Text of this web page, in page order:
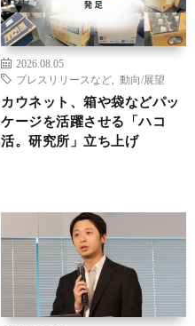
2026.08.05
プレスリリースなど
動向/展望
カウネット、箱や袋などパッ
ケージを活躍させる「ハコ
活。研究所」立ち上げ